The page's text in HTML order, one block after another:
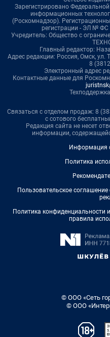
Зарегистрировано
информационных
(Роскомнадзор).
регистрации - ЭЛ № ФС
Учредитель: Общество с
Главный редактор:
Адрес редакции: Россия, Омск, ул.
8
Электронный адрес
Контактные данные для
Связаться с отделом продаж: 8
с сотового
Редакция сайта не несет
информации,
Информация
Политика
Пользовательское
Политика конфиденциальности
правила
© ООО «Сеть
© ООО